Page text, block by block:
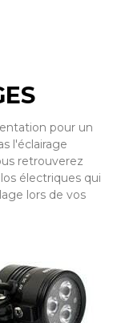
pour un
l'éclairage
retrouverez
électriques qui
lors de vos